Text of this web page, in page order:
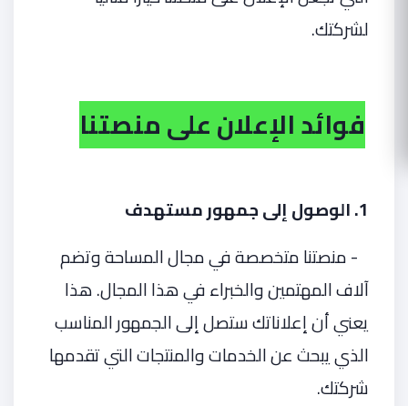
لشركتك.
فوائد الإعلان على منصتنا
1. الوصول إلى جمهور مستهدف
- منصتنا متخصصة في مجال المساحة وتضم
آلاف المهتمين والخبراء في هذا المجال. هذا
يعني أن إعلاناتك ستصل إلى الجمهور المناسب
الذي يبحث عن الخدمات والمنتجات التي تقدمها
شركتك.